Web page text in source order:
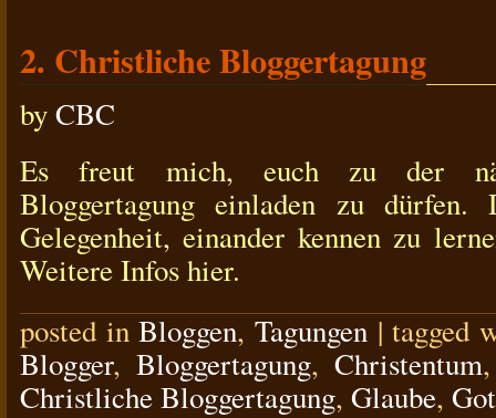
2. Christliche Bloggertagung
byCBC
Es freut mich, euch zu der
Bloggertagung einladen zu
Gelegenheit, einander kennen zu
Weitere Infos hier.
posted inBloggen,Tagungen |tagged
Blogger, Bloggertagung, Christentum
Christliche Bloggertagung, Glaube,